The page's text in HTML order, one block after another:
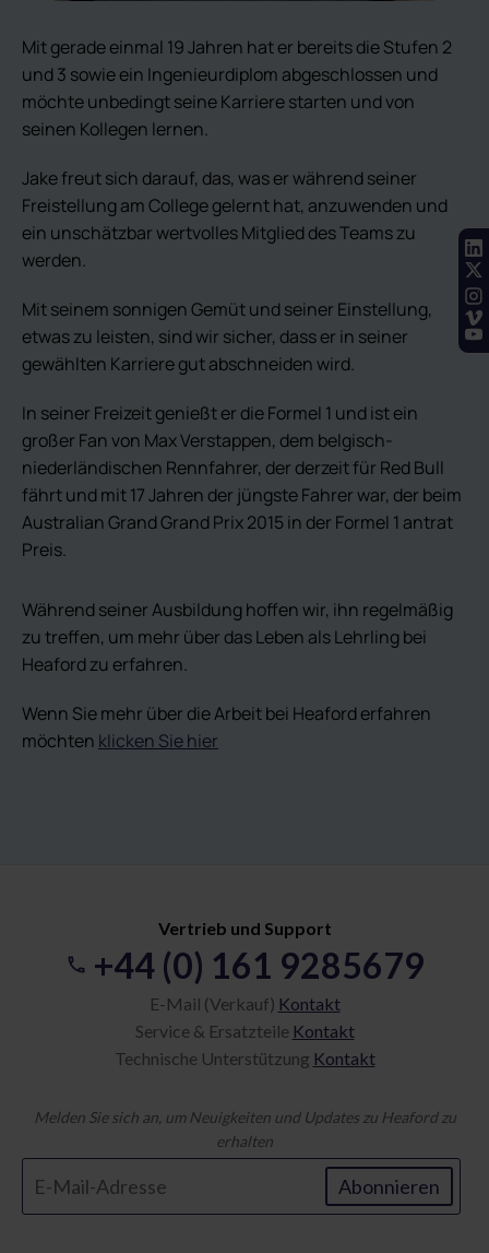
Mit gerade einmal 19 Jahren hat er bereits die Stufen 2
und 3 sowie ein Ingenieurdiplom abgeschlossen und
möchte unbedingt seine Karriere starten und von
seinen Kollegen lernen.
Jake freut sich darauf, das, was er während seiner
Freistellung am College gelernt hat, anzuwenden und
ein unschätzbar wertvolles Mitglied des Teams zu
werden.
Mit seinem sonnigen Gemüt und seiner Einstellung,
etwas zu leisten, sind wir sicher, dass er in seiner
gewählten Karriere gut abschneiden wird.
In seiner Freizeit genießt er die Formel 1 und ist ein
großer Fan von Max Verstappen, dem belgisch-
niederländischen Rennfahrer, der derzeit für Red Bull
fährt und mit 17 Jahren der jüngste Fahrer war, der beim
Australian Grand Grand Prix 2015 in der Formel 1 antrat
Preis.
Während seiner Ausbildung hoffen wir, ihn regelmäßig
zu treffen, um mehr über das Leben als Lehrling bei
Heaford zu erfahren.
Wenn Sie mehr über die Arbeit bei Heaford erfahren
möchten klicken Sie hier
Vertrieb und Support
+44 (0) 161 9285679
E-Mail (Verkauf) Kontakt
Service & Ersatzteile Kontakt
Technische Unterstützung Kontakt
Melden Sie sich an, um Neuigkeiten und Updates zu Heaford zu
erhalten
Abonnieren